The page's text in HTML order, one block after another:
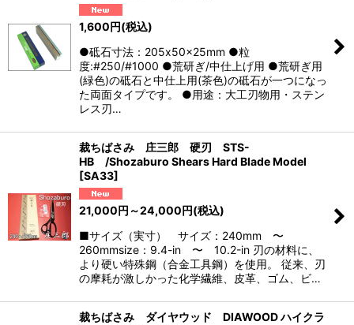
1,600円(税込)
●砥石寸法：205x50x25mm ●粒
度:#250/#1000 ●荒研ぎ/中仕上げ用 ●荒研ぎ用
(緑色)の砥石と中仕上用(茶色)の砥石が一つになっ
た両面タイプです。 ●用途：大工刃物用・ステン
レス刃…
裁ちばさみ 庄三郎 硬刃 STS-
HB /Shozaburo Shears Hard Blade Model
[SA33]
21,000円 ～24,000円(税込)
■サイズ（実寸） サイズ：240mm 〜
260mmsize：9.4-in 〜 10.2-in 刃の材料に、
より硬い特殊鋼（合金工具鋼）を使用。 従来、刃
の摩耗が激しかった化学繊維、皮革、ゴム、ビ…
裁ちばさみ ダイヤウッド DIAWOOD ハイクラ